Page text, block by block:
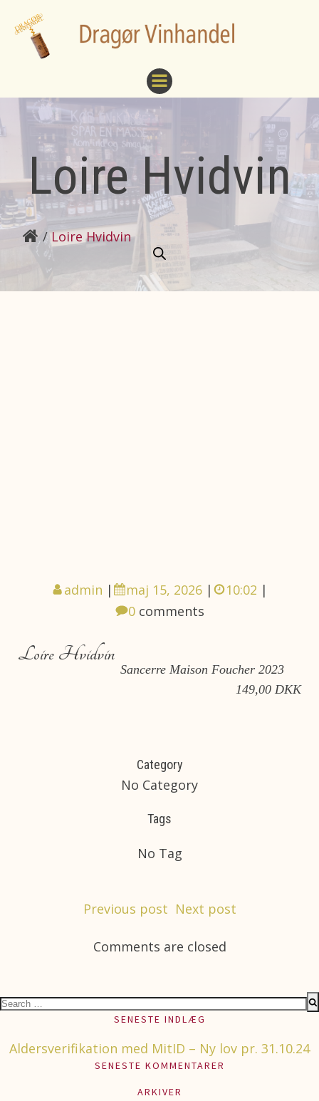
til
indhold
Loire Hvidvin
Loire Hvidvin
admin | maj 15, 2026 | 10:02 |
0 comments
Loire Hvidvin
149,00 DKK
Sancerre Maison Foucher 2023
Category
No Category
Tags
No Tag
Post
navigation
Previous post Post
navigation
Next post
Comments are closed
Search
SENESTE INDLÆG
Aldersverifikation med MitID – Ny lov pr. 31.10.24
SENESTE KOMMENTARER
ARKIVER